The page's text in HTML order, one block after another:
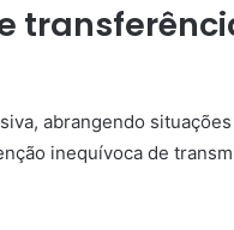
abrangendo
inequívoca de